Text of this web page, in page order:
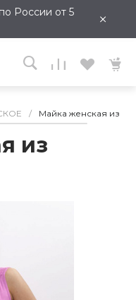
России от 5
×
/ Майка женская из
из